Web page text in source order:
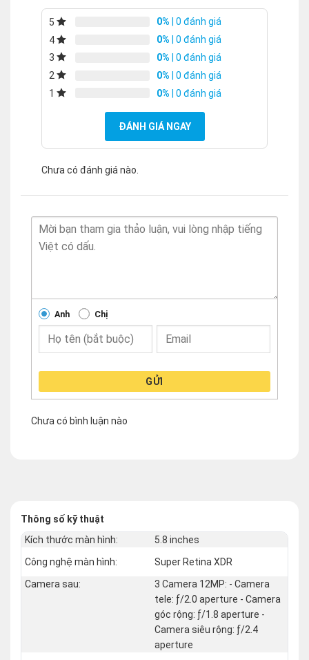
5 0% | 0 đánh giá
4
0% | 0 đánh giá
3
0% | 0 đánh giá
2
0% | 0 đánh giá
1
0% | 0 đánh giá
ĐÁNH GIÁ NGAY
Chưa có đánh giá nào.
Anh Chị
GỬI
Chưa có bình luận nào
Thông số kỹ thuật
Kích thước màn hình:
5.8 inches
Công nghệ màn hình:
Super Retina XDR
Camera sau:
3 Camera 12MP: - Camera
tele: ƒ/2.0 aperture - Camera
góc rộng: ƒ/1.8 aperture -
Camera siêu rộng: ƒ/2.4
aperture